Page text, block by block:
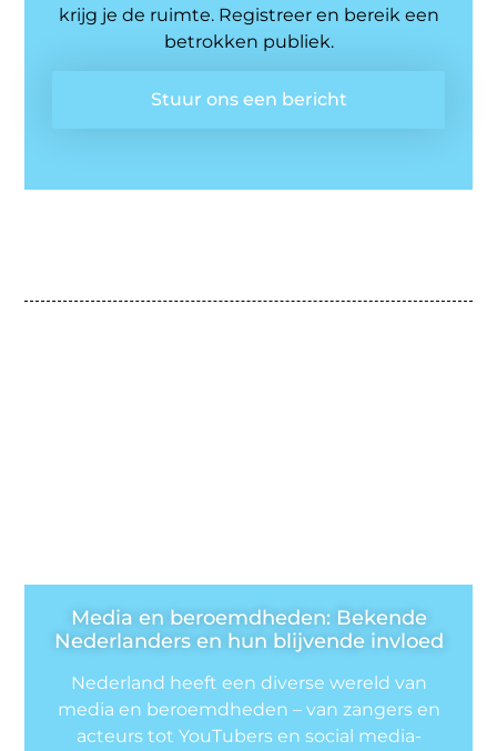
krijg je de ruimte. Registreer en bereik een
betrokken publiek.
Stuur ons een bericht
Media en beroemdheden: Bekende
Nederlanders en hun blijvende invloed
Nederland heeft een diverse wereld van
media en beroemdheden – van zangers en
acteurs tot YouTubers en social media-